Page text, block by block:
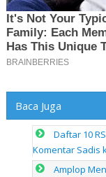
Baca Juga
Daftar 10
Komentar Sadis
Amplop